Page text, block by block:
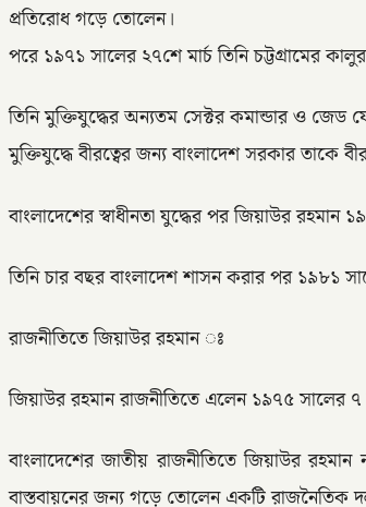
প্রতিরোধ গড়ে তোলেন।
পরে ১৯৭১ সালের ২৭শে মার্চ তিনি চট্টগ্রামের
তিনি মুক্তিযুদ্ধের অন্যতম সেক্টর কমান্ডার ও জেড
মুক্তিযুদ্ধে বীরত্বের জন্য বাংলাদেশ সরকার তাকে
বাংলাদেশের স্বাধীনতা যুদ্ধের পর জিয়াউর রহমান
তিনি চার বছর বাংলাদেশ শাসন করার পর ১৯৮১
রাজনীতিতে জিয়াউর রহমান ঃ
জিয়াউর রহমান রাজনীতিতে এলেন ১৯৭৫ সালের ৭
বাংলাদেশের জাতীয় রাজনীতিতে জিয়াউর
বাস্তবায়নের জন্য গড়ে তোলেন একটি রাজনৈতিক